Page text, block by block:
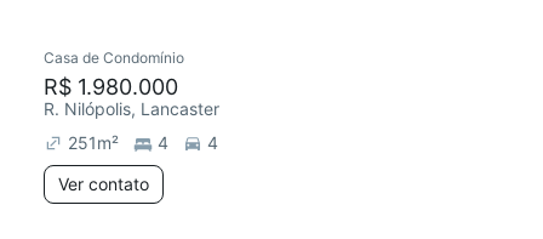
Casa de Condomínio
R$ 1.980.000
R. Nilópolis, Lancaster
251m² 4
4
Ver contato